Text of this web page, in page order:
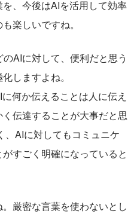
、今後はAIを活用して効率
楽しいですね。
のAIに対して、便利だと思う
しますよね。
何か伝えることは人に伝え
伝達することが大事だと思
、AIに対してもコミュニケ
すごく明確になっていると
。厳密な言葉を使わないとし